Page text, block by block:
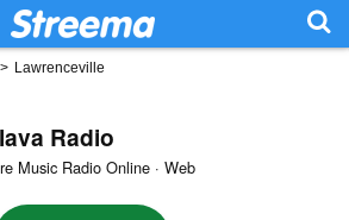
> Lawrenceville
Radio
Music Radio Online · Web